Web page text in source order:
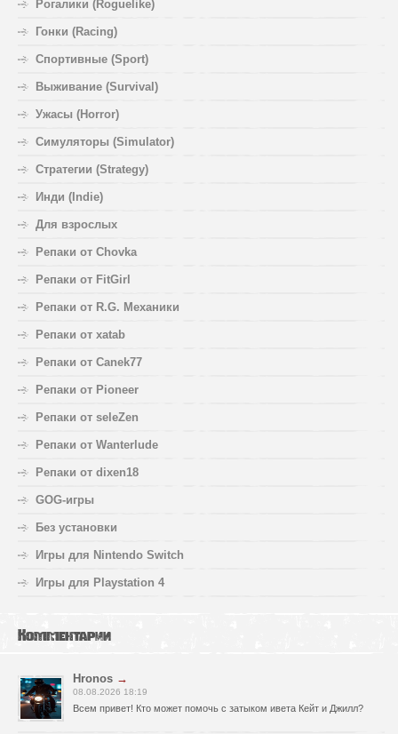
Рогалики (Roguelike)
Гонки (Racing)
Спортивные (Sport)
Выживание (Survival)
Ужасы (Horror)
Симуляторы (Simulator)
Стратегии (Strategy)
Инди (Indie)
Для взрослых
Репаки от Chovka
Репаки от FitGirl
Репаки от R.G. Механики
Репаки от xatab
Репаки от Canek77
Репаки от Pioneer
Репаки от seleZen
Репаки от Wanterlude
Репаки от dixen18
GOG-игры
Без установки
Игры для Nintendo Switch
Игры для Playstation 4
Комментарии
Hronos →
08.08.2026 18:19
Всем привет! Кто может помочь с затыком ивета Кейт и Джилл?